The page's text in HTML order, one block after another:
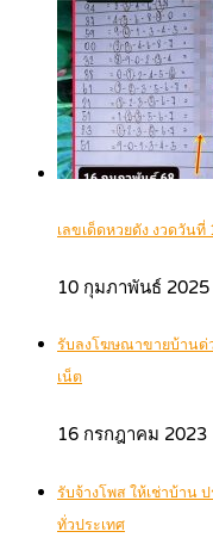
เลขเด็ดหวยดัง งวดวัน
10 กุมภาพันธ์ 2025
รับลงโฆษณาขายบ้านด่
เน็ต
16 กรกฎาคม 2023
รับจ้างโพส ให้เช่าบ้าน
ทั่วประเทศ